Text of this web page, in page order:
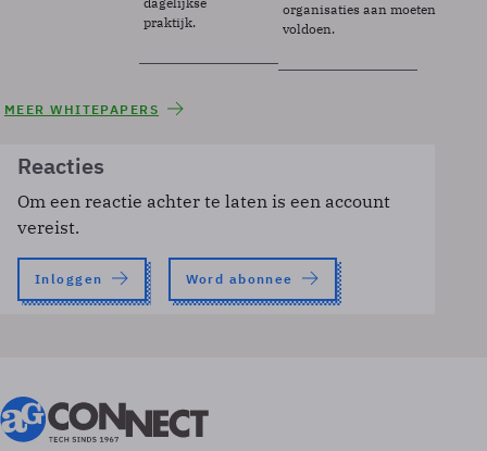
praktijk.
organisaties aan moeten
voldoen.
MEER WHITEPAPERS
Reacties
Om een reactie achter te laten is een account
vereist.
Inloggen Word abonnee